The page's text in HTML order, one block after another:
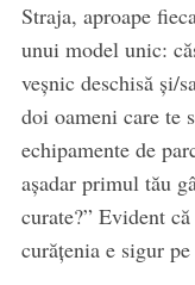
Straja, aproape
unui model unic:
veșnic deschisă și/
doi oameni care te
echipamente de
așadar primul tău
curate?” Evident
curățenia e sigur